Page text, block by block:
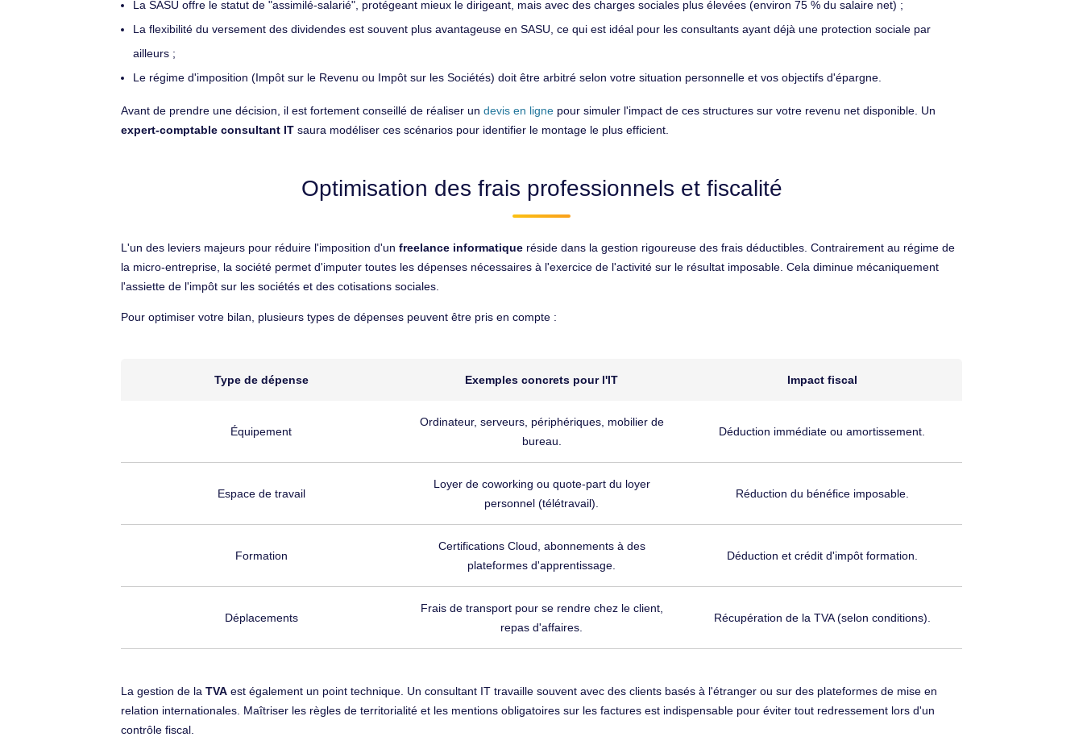
La SASU offre le statut de "assimilé-salarié", protégeant mieux le dirigeant, mais avec des charges sociales plus élevées (environ 75 % du salaire net) ;
La flexibilité du versement des dividendes est souvent plus avantageuse en SASU, ce qui est idéal pour les consultants ayant déjà une protection sociale par
ailleurs ;
Le régime d'imposition (Impôt sur le Revenu ou Impôt sur les Sociétés) doit être arbitré selon votre situation personnelle et vos objectifs d'épargne.
Avant de prendre une décision, il est fortement conseillé de réaliser un devis en ligne pour simuler l'impact de ces structures sur votre revenu net disponible. Un
expert-comptable consultant IT saura modéliser ces scénarios pour identifier le montage le plus efficient.
Optimisation des frais professionnels et fiscalité
L'un des leviers majeurs pour réduire l'imposition d'un freelance informatique réside dans la gestion rigoureuse des frais déductibles. Contrairement au régime de
la micro-entreprise, la société permet d'imputer toutes les dépenses nécessaires à l'exercice de l'activité sur le résultat imposable. Cela diminue mécaniquement
l'assiette de l'impôt sur les sociétés et des cotisations sociales.
Pour optimiser votre bilan, plusieurs types de dépenses peuvent être pris en compte :
Type de dépense Exemples concrets pour l'IT Impact fiscal
Équipement
Ordinateur, serveurs, périphériques, mobilier de
bureau.
Déduction immédiate ou amortissement.
Espace de travail
Loyer de coworking ou quote-part du loyer
personnel (télétravail).
Réduction du bénéfice imposable.
Formation
Certifications Cloud, abonnements à des
plateformes d'apprentissage.
Déduction et crédit d'impôt formation.
Déplacements
Frais de transport pour se rendre chez le client,
repas d'affaires.
Récupération de la TVA (selon conditions).
La gestion de la TVA est également un point technique. Un consultant IT travaille souvent avec des clients basés à l'étranger ou sur des plateformes de mise en
relation internationales. Maîtriser les règles de territorialité et les mentions obligatoires sur les factures est indispensable pour éviter tout redressement lors d'un
contrôle fiscal.